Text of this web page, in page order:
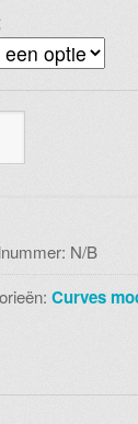
N/B
Curves